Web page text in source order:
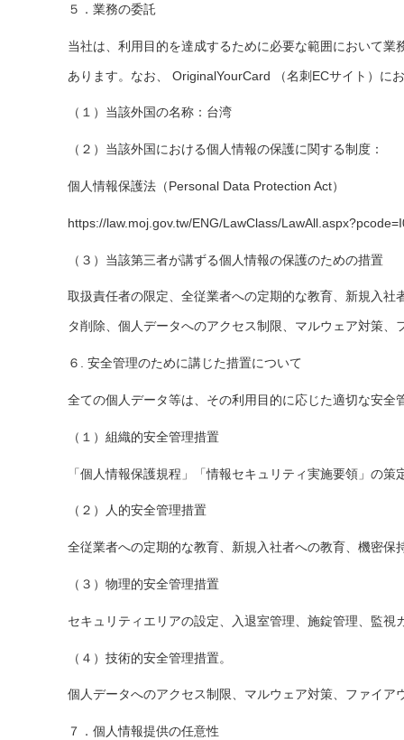
５．業務の委託
当社は、利用目的を達成するために必要な範囲において
あります。なお、 OriginalYourCard （名刺ECサイト）に
（１）当該外国の名称：台湾
（２）当該外国における個人情報の保護に関する制度：
個人情報保護法（Personal Data Protection Act）
https://law.moj.gov.tw/ENG/LawClass/
（３）当該第三者が講ずる個人情報の保護のための措置
取扱責任者の限定、全従業者への定期的な教育、新規入
タ削除、個人データへのアクセス制限、マルウェア対策
６. 安全管理のために講じた措置について
全ての個人データ等は、その利用目的に応じた適切な安全
（１）組織的安全管理措置
「個人情報保護規程」「情報セキュリティ実施要領」の
（２）人的安全管理措置
全従業者への定期的な教育、新規入社者への教育、機密保
（３）物理的安全管理措置
セキュリティエリアの設定、入退室管理、施錠管理、監
（４）技術的安全管理措置。
個人データへのアクセス制限、マルウェア対策、ファイア
７．個人情報提供の任意性